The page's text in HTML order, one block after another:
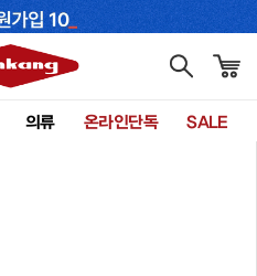
의류 온라인단독 SALE